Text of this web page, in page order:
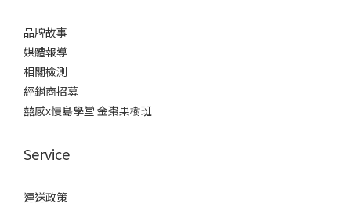
品牌故事
媒體報導
相關檢測
經銷商招募
囍感x慢島學堂 金棗果樹班
Service
運送政策